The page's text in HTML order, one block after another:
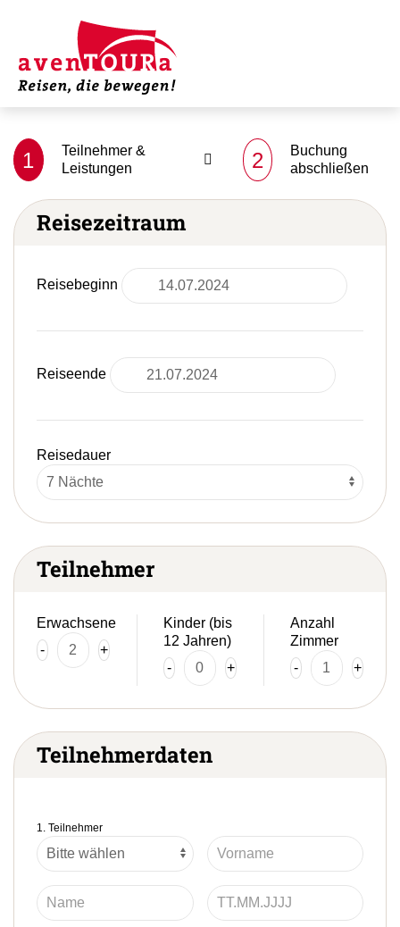
1
Teilnehmer &
Leistungen
2
Buchung
abschließen
Reisezeitraum
Reisebeginn
Reiseende
Reisedauer
Teilnehmer
Erwachsene
-
+
Kinder (bis
12 Jahren)
-
+
Anzahl
Zimmer
-
+
Teilnehmerdaten
1. Teilnehmer